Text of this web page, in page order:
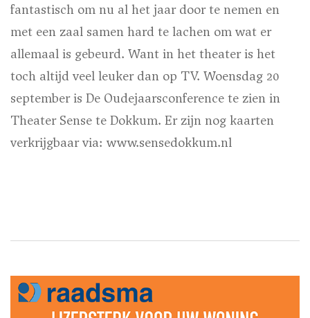
fantastisch om nu al het jaar door te nemen en
met een zaal samen hard te lachen om wat er
allemaal is gebeurd. Want in het theater is het
toch altijd veel leuker dan op TV. Woensdag 20
september is De Oudejaarsconference te zien in
Theater Sense te Dokkum. Er zijn nog kaarten
verkrijgbaar via: www.sensedokkum.nl